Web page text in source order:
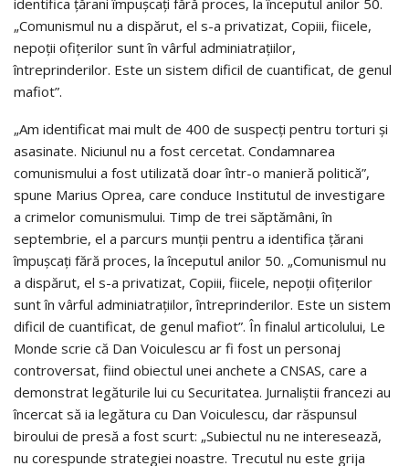
identifica ţărani împuşcaţi fără proces, la începutul anilor 50.
„Comunismul nu a dispărut, el s-a privatizat, Copiii, fiicele,
nepoţii ofiţerilor sunt în vârful adminiatraţiilor,
întreprinderilor. Este un sistem dificil de cuantificat, de genul
mafiot”.
„Am identificat mai mult de 400 de suspecţi pentru torturi şi
asasinate. Niciunul nu a fost cercetat. Condamnarea
comunismului a fost utilizată doar într-o manieră politică”,
spune Marius Oprea, care conduce Institutul de investigare
a crimelor comunismului. Timp de trei săptămâni, în
septembrie, el a parcurs munţii pentru a identifica ţărani
împuşcaţi fără proces, la începutul anilor 50. „Comunismul nu
a dispărut, el s-a privatizat, Copiii, fiicele, nepoţii ofiţerilor
sunt în vârful adminiatraţiilor, întreprinderilor. Este un sistem
dificil de cuantificat, de genul mafiot”. În finalul articolului, Le
Monde scrie că Dan Voiculescu ar fi fost un personaj
controversat, fiind obiectul unei anchete a CNSAS, care a
demonstrat legăturile lui cu Securitatea. Jurnaliştii francezi au
încercat să ia legătura cu Dan Voiculescu, dar răspunsul
biroului de presă a fost scurt: „Subiectul nu ne interesează,
nu corespunde strategiei noastre. Trecutul nu este grija